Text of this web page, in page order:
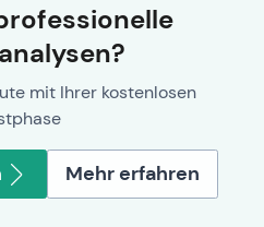
mit Ihrer kostenlosen
Mehr erfahren